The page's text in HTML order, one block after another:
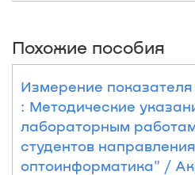
Похожие пособия
Измерение
: Методические
лабораторным
студентов
оптоинформатика" /